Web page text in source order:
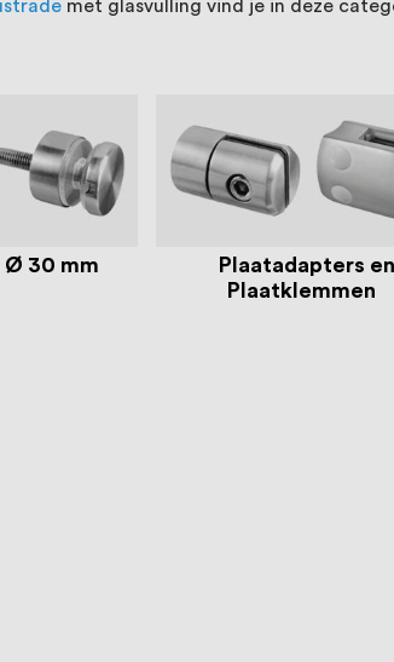
met glasvulling vind je in deze
Ø 30 mm
Plaatadapters en
Plaatklemmen